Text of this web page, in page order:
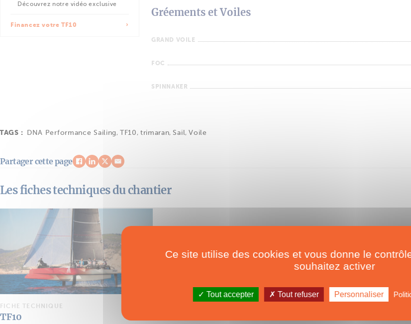
Découvrez notre vidéo exclusive
Financez votre TF10
Gréements et Voiles
GRAND VOILE
FOC
SPINNAKER
TAGS : DNA Performance Sailing,TF10 , trimaran, Sail,Voile
Partager cette page
Les fiches techniques du chantier
FICHE TECHNIQUE
TF10
Ce site utilise des cookies et vous donne le
souhaitez activer
Tout accepter Tout refuser Personnaliser